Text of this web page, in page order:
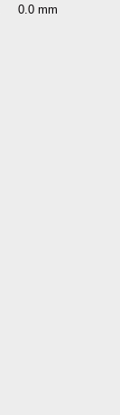
0.0 mm